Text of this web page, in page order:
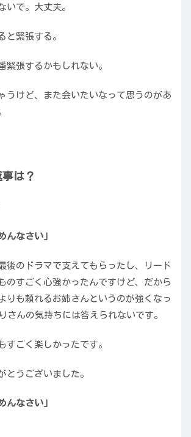
いで。大丈夫。
と緊張する。
緊張するかもしれない。
うけど、また会いたいなって思うのがあ
は？
んなさい」
後のドラマで支えてもらったし、リード
のすごく心強かったんですけど、だから
りも頼れるお姉さんというのが強くなっ
さんの気持ちには答えられないです。
すごく楽しかったです。
とうございました。
んなさい」